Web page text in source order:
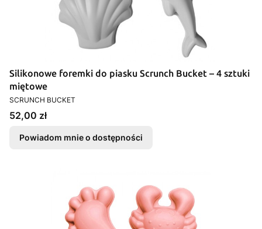
Silikonowe foremki do piasku Scrunch Bucket – 4 sztuki
miętowe
PRODUCENT
SCRUNCH BUCKET
Cena
52,00 zł
Powiadom mnie o dostępności